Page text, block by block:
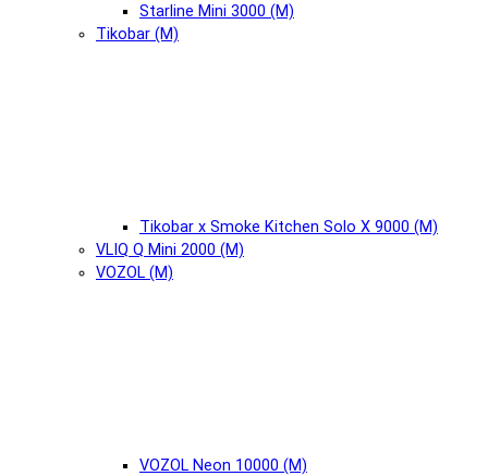
Starline Mini 3000 (М)
Tikobar (М)
Tikobar x Smoke Kitchen Solo X 9000 (М)
VLIQ Q Mini 2000 (М)
VOZOL (М)
VOZOL Neon 10000 (М)